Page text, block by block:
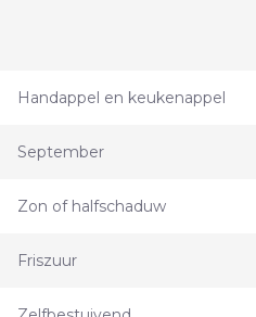
Handappel en keukenappel
September
Zon of halfschaduw
Friszuur